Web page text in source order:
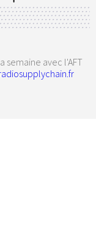
semaine avec l'AFT